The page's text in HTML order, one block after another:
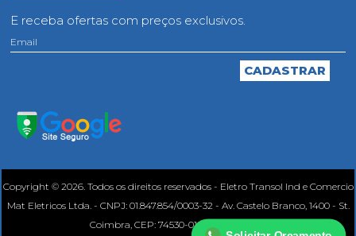
E receba ofertas com preços exclusivos.
Copyright © 2026. Todos os direitos reservados - Eletro Transol Ind e Comercio
Mat Eletricos Ltda. - CNPJ: 01.847.854/0003-32 - Av. Castelo Branco, 1400 - St.
Coimbra, CEP: 74530-010, Goiânia - GO.